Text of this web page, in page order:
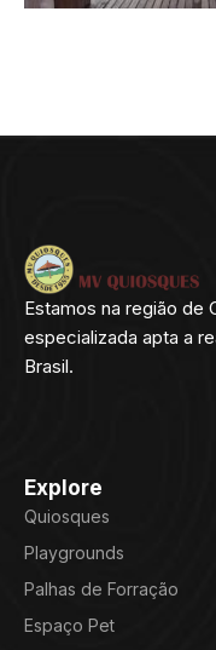
Estamos na região de
especializada apta a
Brasil.
Explore
Quiosques
Playgrounds
Palhas de Forração
Espaço Pet